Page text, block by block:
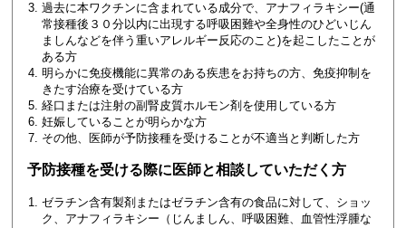
過去に本ワクチンに含まれている成分で、アナフィラキシー(通
常接種後３０分以内に出現する呼吸困難や全身性のひどいじん
ましんなどを伴う重いアレルギー反応のこと)を起こしたことが
ある方
明らかに免疫機能に異常のある疾患をお持ちの方、免疫抑制を
きたす治療を受けている方
経口または注射の副腎皮質ホルモン剤を使用している方
妊娠していることが明らかな方
その他、医師が予防接種を受けることが不適当と判断した方
予防接種を受ける際に医師と相談していただく方
ゼラチン含有製剤またはゼラチン含有の食品に対して、ショッ
ク、アナフィラキシー（じんましん、呼吸困難、血管性浮腫な